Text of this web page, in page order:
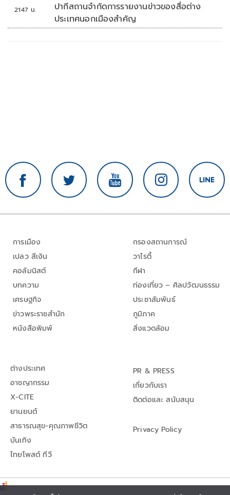
21:47 น.
ปากีสถานจำกัดการรายงานข่าวของสื่อต่าง
ประเทศนอกเมืองสำคัญ
การเมือง
เปลว สีเงิน
คอลัมนิสต์
บทความ
เศรษฐกิจ
ข่าวพระราชสำนัก
หนังสือพิมพ์
กรองสถานการณ์
วาไรตี้
กีฬา
ท่องเที่ยว – ศิลปวัฒนธรรม
ประชาสัมพันธ์
ภูมิภาค
สิ่งแวดล้อม
ต่างประเทศ
อาชญากรรม
X-CITE
ยานยนต์
สาธารณสุข-คุณภาพชีวิต
บันเทิง
ไทยโพสต์ ทีวี
PR & PRESS
เกี่ยวกับเรา
ติดต่อและ สนับสนุน
Privacy Policy